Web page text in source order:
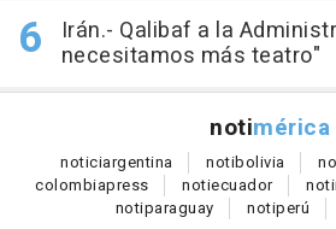
Irán.- Qalibaf a la
necesitamos más teatro"
notimérica
noticiargentina notibolivia
colombiapress notiecuador noti
notiparaguay notiperú